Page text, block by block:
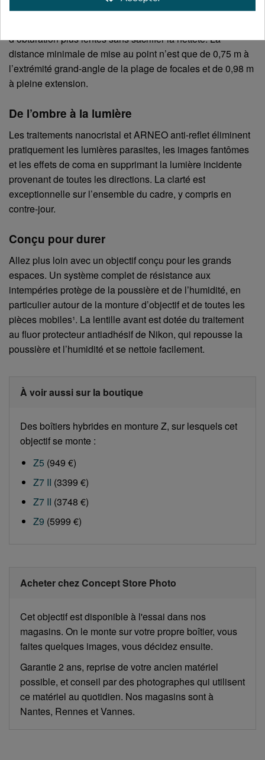
permettant de gagner 5,5 vitesses d’obturation, vous
d’obturation plus lentes sans sacrifier la netteté. La
distance minimale de mise au point n’est que de 0,75 m à
l’extrémité grand-angle de la plage de focales et de 0,98 m
à pleine extension.
De l’ombre à la lumière
Les traitements nanocristal et ARNEO anti-reflet éliminent
pratiquement les lumières parasites, les images fantômes
et les effets de coma en supprimant la lumière incidente
provenant de toutes les directions. La clarté est
exceptionnelle sur l’ensemble du cadre, y compris en
contre-jour.
Conçu pour durer
Allez plus loin avec un objectif conçu pour les grands
espaces. Un système complet de résistance aux
intempéries protège de la poussière et de l’humidité, en
particulier autour de la monture d’objectif et de toutes les
pièces mobiles¹. La lentille avant est dotée du traitement
au fluor protecteur antiadhésif de Nikon, qui repousse la
poussière et l’humidité et se nettoie facilement.
À voir aussi sur la boutique
Des boîtiers hybrides en monture Z, sur lesquels cet
objectif se monte :
Z5 (949 €)
Z7 II (3399 €)
Z7 II (3748 €)
Z9 (5999 €)
Acheter chez Concept Store Photo
Cet objectif est disponible à l'essai dans nos
magasins. On le monte sur votre propre boîtier, vous
faites quelques images, vous décidez ensuite.
Garantie 2 ans, reprise de votre ancien matériel
possible, et conseil par des photographes qui utilisent
ce matériel au quotidien. Nos magasins sont à
Nantes, Rennes et Vannes.